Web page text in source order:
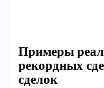
Примеры
рекордных
сделок